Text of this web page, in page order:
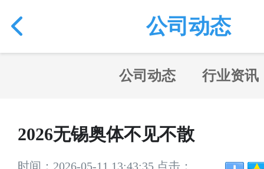
公司动态
公司动态 行业资讯
2026无锡奥体不见不散
时间：2026-05-11 13:43:35 点击：